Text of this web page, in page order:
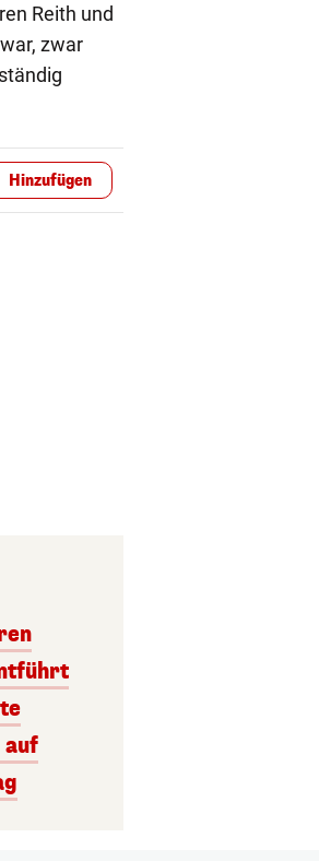
Reith und
zwar
Hinzufügen
auf